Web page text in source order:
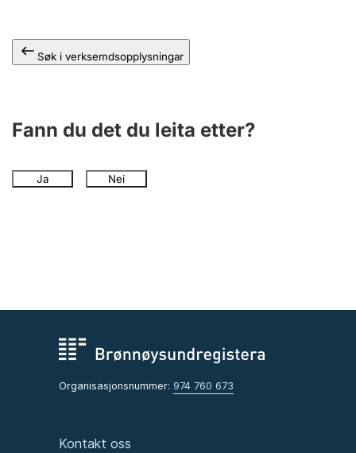
Andre tema
Søk i verksemdsopplysningar
Fann du det du leita etter?
Ja Nei
Organisasjonsnummer: 974 760 673
Kontakt oss